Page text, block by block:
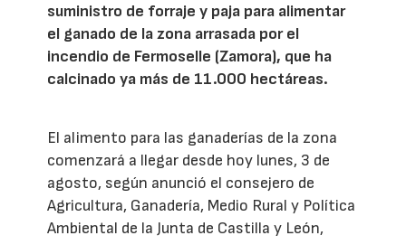
suministro de forraje y paja para alimentar
el ganado de la zona arrasada por el
incendio de Fermoselle (Zamora), que ha
calcinado ya más de 11.000 hectáreas.
El alimento para las ganaderías de la zona
comenzará a llegar desde hoy lunes, 3 de
agosto, según anunció el consejero de
Agricultura, Ganadería, Medio Rural y Política
Ambiental de la Junta de Castilla y León,